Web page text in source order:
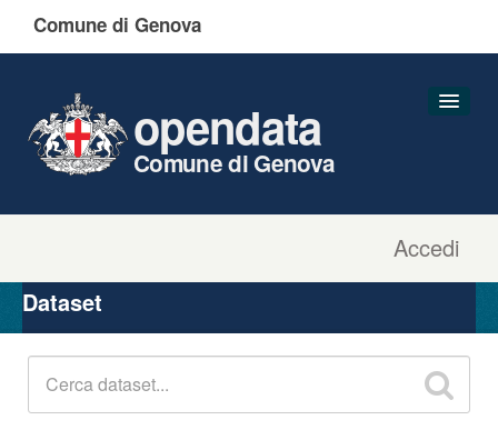
Comune di Genova
Accedi
opendata
Comune di Genova
Organizzazioni
Gruppi
Dataset